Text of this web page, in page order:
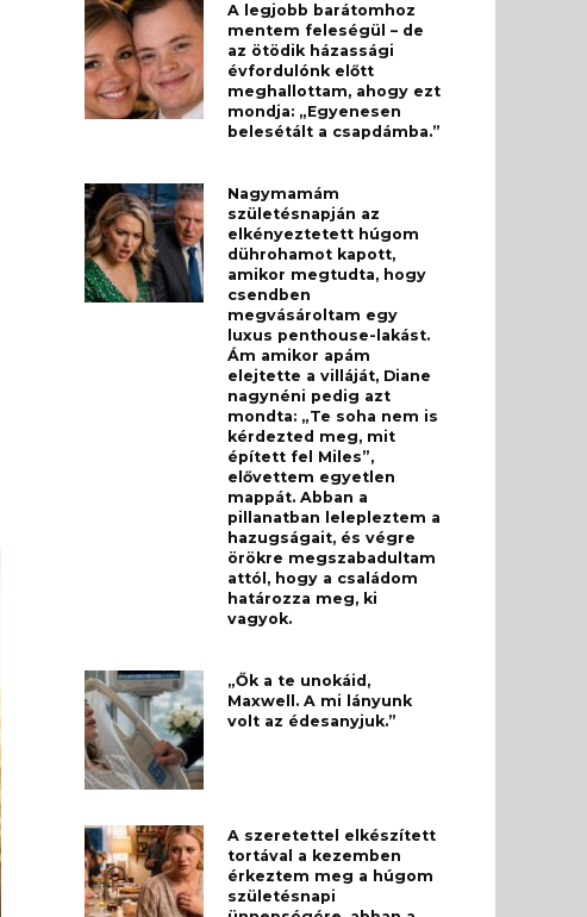
A legjobb barátomhoz
mentem feleségül – de
az ötödik házassági
évfordulónk előtt
meghallottam, ahogy ezt
mondja: „Egyenesen
belesétált a csapdámba.”
Nagymamám
születésnapján az
elkényeztetett húgom
dührohamot kapott,
amikor megtudta, hogy
csendben
megvásároltam egy
luxus penthouse-lakást.
Ám amikor apám
elejtette a villáját, Diane
nagynéni pedig azt
mondta: „Te soha nem is
kérdezted meg, mit
épített fel Miles”,
elővettem egyetlen
mappát. Abban a
pillanatban lelepleztem a
hazugságait, és végre
örökre megszabadultam
attól, hogy a családom
határozza meg, ki
vagyok.
„Ők a te unokáid,
Maxwell. A mi lányunk
volt az édesanyjuk.”
A szeretettel elkészített
tortával a kezemben
érkeztem meg a húgom
születésnapi